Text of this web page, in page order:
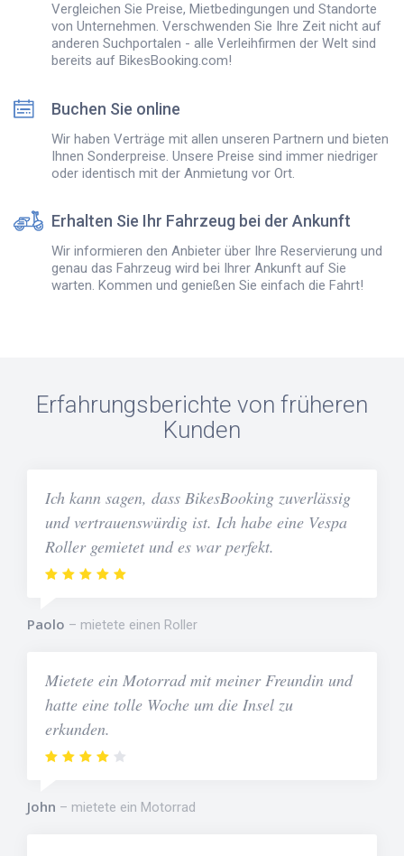
Vergleichen Sie Preise, Mietbedingungen und Standorte
von Unternehmen. Verschwenden Sie Ihre Zeit nicht auf
anderen Suchportalen - alle Verleihfirmen der Welt sind
bereits auf BikesBooking.com!
Buchen Sie online
Wir haben Verträge mit allen unseren Partnern und bieten
Ihnen Sonderpreise. Unsere Preise sind immer niedriger
oder identisch mit der Anmietung vor Ort.
Erhalten Sie Ihr Fahrzeug bei der Ankunft
Wir informieren den Anbieter über Ihre Reservierung und
genau das Fahrzeug wird bei Ihrer Ankunft auf Sie
warten. Kommen und genießen Sie einfach die Fahrt!
Erfahrungsberichte von früheren
Kunden
Ich kann sagen, dass BikesBooking zuverlässig
und vertrauenswürdig ist. Ich habe eine Vespa
Roller gemietet und es war perfekt.
Paolo mietete einen Roller
Mietete ein Motorrad mit meiner Freundin und
hatte eine tolle Woche um die Insel zu
erkunden.
John mietete ein Motorrad